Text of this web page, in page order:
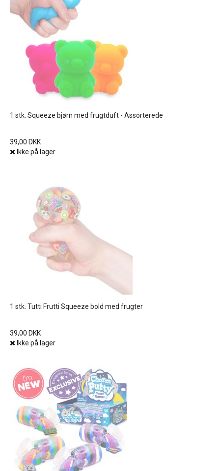
1 stk. Squeeze bjørn med frugtduft - Assorterede
39,00 DKK
Ikke på lager
1 stk. Tutti Frutti Squeeze bold med frugter
39,00 DKK
Ikke på lager